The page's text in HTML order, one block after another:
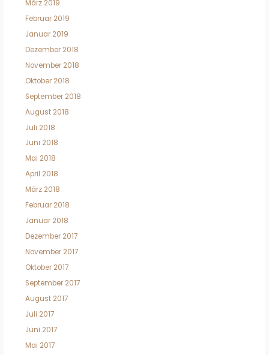
März 2019
Februar 2019
Januar 2019
Dezember 2018
November 2018
Oktober 2018
September 2018
August 2018
Juli 2018
Juni 2018
Mai 2018
April 2018
März 2018
Februar 2018
Januar 2018
Dezember 2017
November 2017
Oktober 2017
September 2017
August 2017
Juli 2017
Juni 2017
Mai 2017